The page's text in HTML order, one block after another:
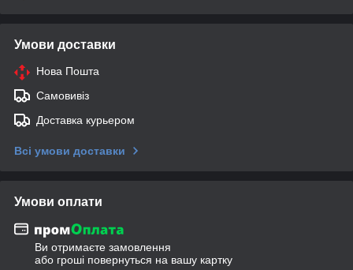
Умови доставки
Нова Пошта
Самовивіз
Доставка курьером
Всі умови доставки
Умови оплати
Ви отримаєте замовлення
або гроші повернуться на вашу картку